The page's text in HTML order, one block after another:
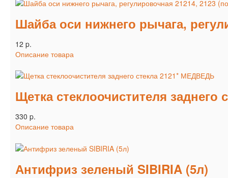
Шайба оси нижнего рычага,
12 p.
Описание товара
Щетка стеклоочистителя
330 p.
Описание товара
Антифриз зеленый SIBIRIA (5л)